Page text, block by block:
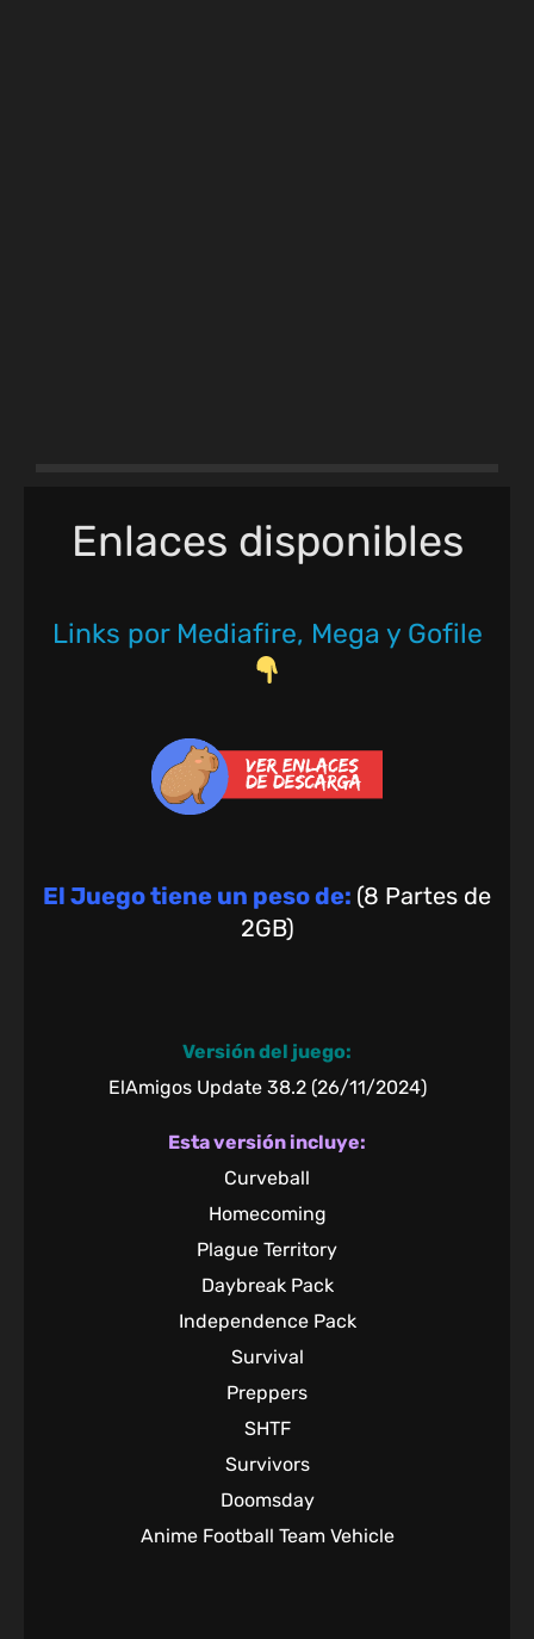
Enlaces disponibles
Links por Mediafire, Mega y Gofile
El Juego tiene un peso de: (8 Partes de
2GB)
Versión del juego:
ElAmigos Update 38.2 (26/11/2024)
Esta versión incluye:
Curveball
Homecoming
Plague Territory
Daybreak Pack
Independence Pack
Survival
Preppers
SHTF
Survivors
Doomsday
Anime Football Team Vehicle